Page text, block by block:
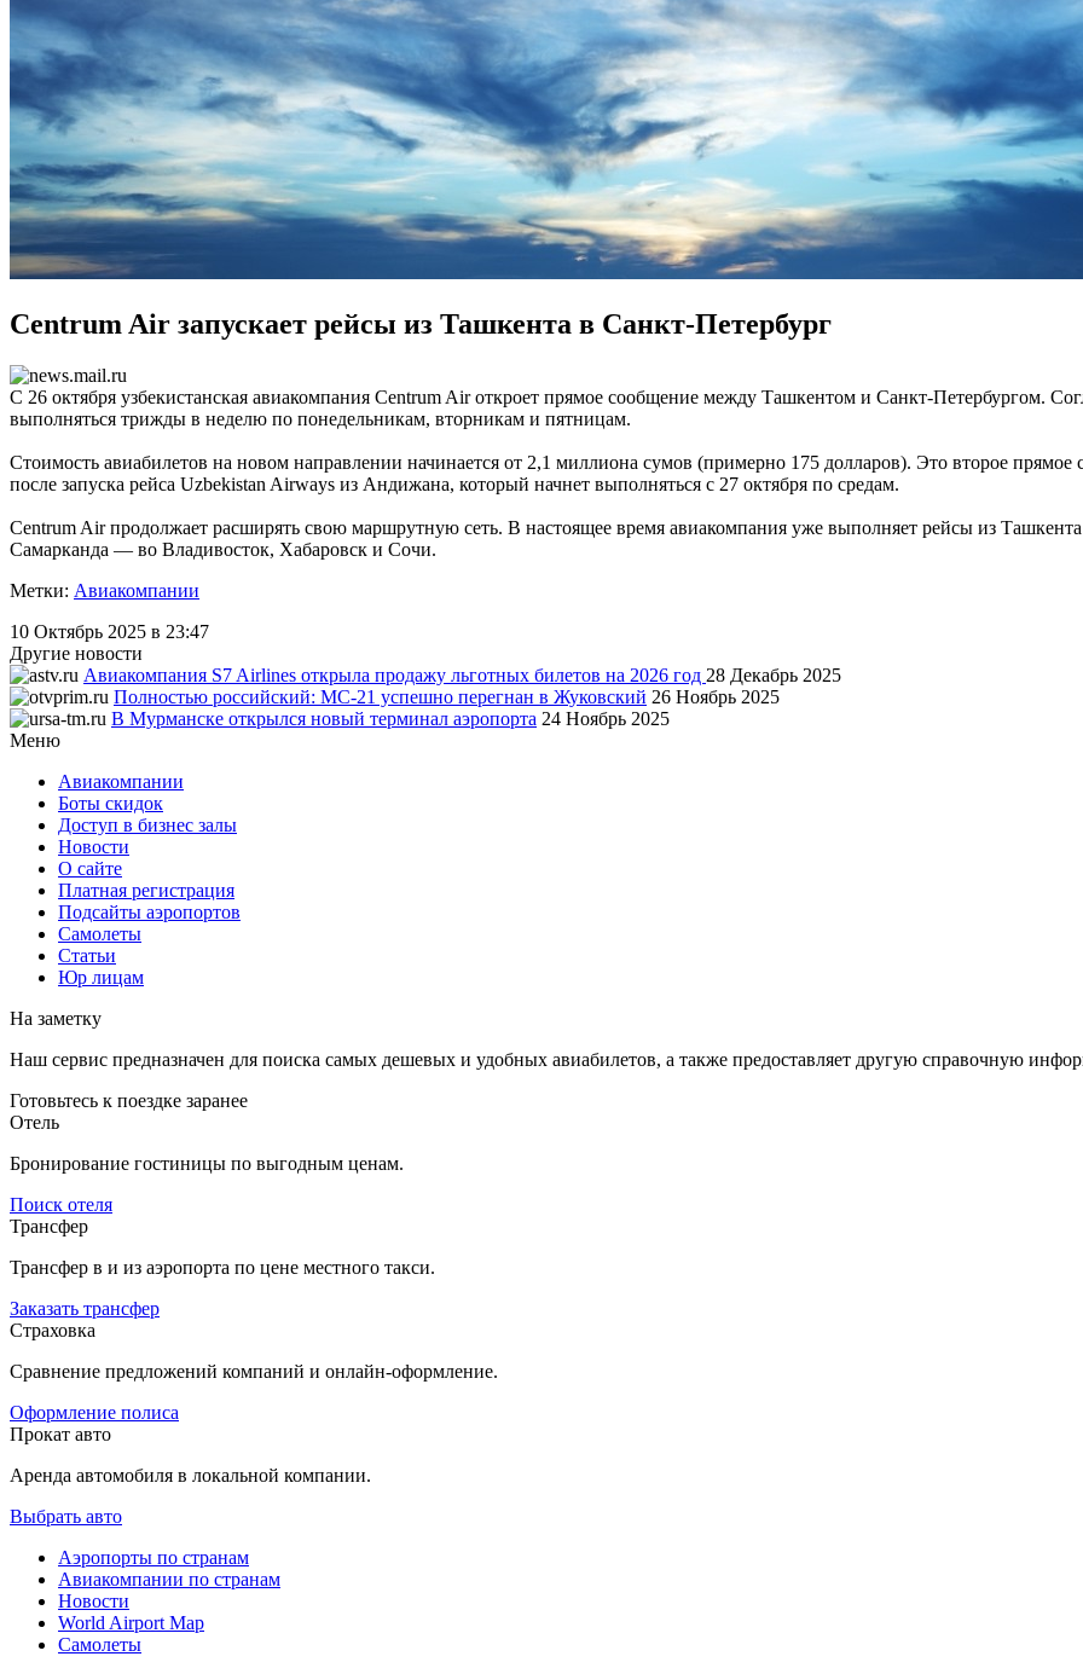
Centrum Air запускает рейсы из Ташкента в Санкт-Петербург
С 26 октября узбекистанская авиакомпания Centrum Air откроет прямое сообщение между Ташкентом и Санкт-Петербургом.
выполняться трижды в неделю по понедельникам, вторникам и пятницам.
Стоимость авиабилетов на новом направлении начинается от 2,1 миллиона сумов (примерно 175 долларов). Это второе
после запуска рейса Uzbekistan Airways из Андижана, который начнет выполняться с 27 октября по средам.
Centrum Air продолжает расширять свою маршрутную сеть. В настоящее время авиакомпания уже выполняет рейсы из
Самарканда — во Владивосток, Хабаровск и Сочи.
Метки: Авиакомпании
10 Октябрь 2025 в 23:47
Другие новости
Авиакомпания S7 Airlines открыла продажу льготных билетов на 2026 год 28 Декабрь 2025
Полностью российский: МС-21 успешно перегнан в Жуковский 26 Ноябрь 2025
В Мурманске открылся новый терминал аэропорта 24 Ноябрь 2025
Меню
Авиакомпании
Боты скидок
Доступ в бизнес залы
Новости
О сайте
Платная регистрация
Подсайты аэропортов
Самолеты
Статьи
Юр лицам
На заметку
Наш сервис предназначен для поиска самых дешевых и удобных авиабилетов, а также предоставляет другую справочную
Готовьтесь к поездке заранее
Отель
Бронирование гостиницы по выгодным ценам.
Поиск отеля
Трансфер
Трансфер в и из аэропорта по цене местного такси.
Заказать трансфер
Страховка
Сравнение предложений компаний и онлайн-оформление.
Оформление полиса
Прокат авто
Аренда автомобиля в локальной компании.
Выбрать авто
Аэропорты по странам
Авиакомпании по странам
Новости
World Airport Map
Самолеты